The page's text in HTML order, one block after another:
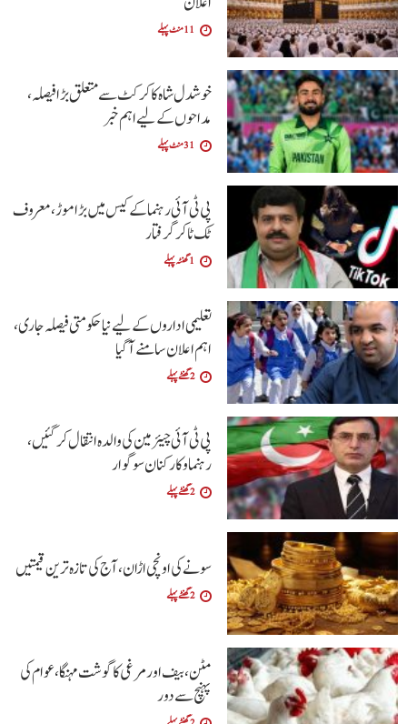
11 منٹ پہلے
خوشدل شاہ کا کرکٹ سے متعلق بڑا فیصلہ،
مداحوں کے لیے اہم خبر
31 منٹ پہلے
پی ٹی آئی رہنما کے کیس میں بڑا موڑ، معروف
ٹک ٹاکر گرفتار
1 گھنٹہ پہلے
تعلیمی اداروں کے لیے نیا حکومتی فیصلہ جاری،
اہم اعلان سامنے آگیا
2 گھنٹے پہلے
پی ٹی آئی چیئرمین کی والدہ انتقال کرگئیں،
رہنما و کارکنان سوگوار
2 گھنٹے پہلے
سونے کی اونچی اڑان، آج کی تازہ ترین قیمتیں
2 گھنٹے پہلے
مٹن، بیف اور مرغی کا گوشت مہنگا، عوام کی
پہنچ سے دور